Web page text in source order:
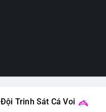
Đội Trinh Sát Cá Voi